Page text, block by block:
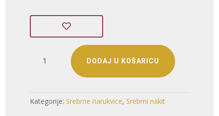
NARUKVICA
(S251212-
135632)
DODAJ U KOŠARICU
Kategorije:Srebrne narukvice,Srebrni nakit